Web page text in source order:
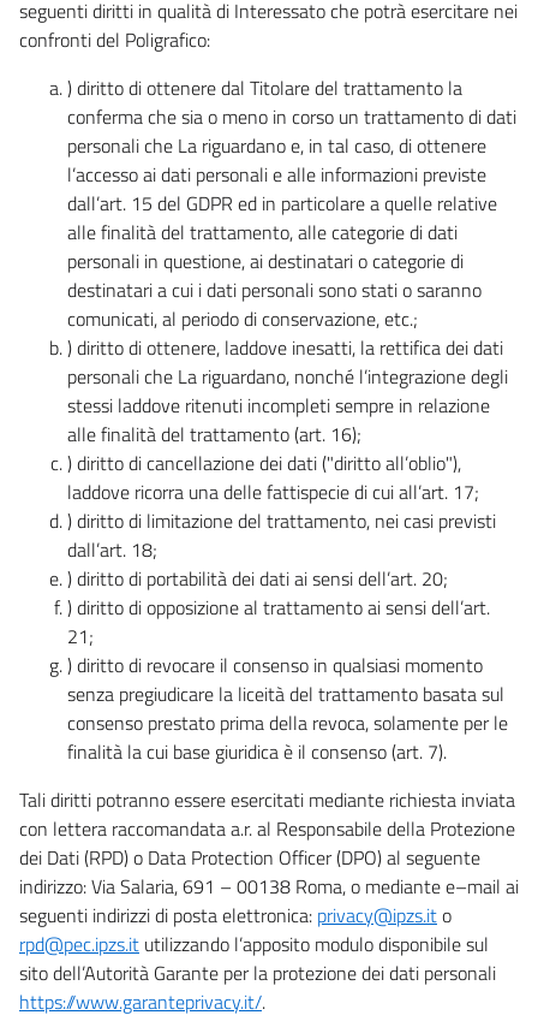
seguenti diritti in qualità di Interessato che potrà esercitare nei
confronti del Poligrafico:
) diritto di ottenere dal Titolare del trattamento la
conferma che sia o meno in corso un trattamento di dati
personali che La riguardano e, in tal caso, di ottenere
l’accesso ai dati personali e alle informazioni previste
dall’art. 15 del GDPR ed in particolare a quelle relative
alle finalità del trattamento, alle categorie di dati
personali in questione, ai destinatari o categorie di
destinatari a cui i dati personali sono stati o saranno
comunicati, al periodo di conservazione, etc.;
) diritto di ottenere, laddove inesatti, la rettifica dei dati
personali che La riguardano, nonché l’integrazione degli
stessi laddove ritenuti incompleti sempre in relazione
alle finalità del trattamento (art. 16);
) diritto di cancellazione dei dati ("diritto all’oblio"),
laddove ricorra una delle fattispecie di cui all’art. 17;
) diritto di limitazione del trattamento, nei casi previsti
dall’art. 18;
) diritto di portabilità dei dati ai sensi dell’art. 20;
) diritto di opposizione al trattamento ai sensi dell’art.
21;
) diritto di revocare il consenso in qualsiasi momento
senza pregiudicare la liceità del trattamento basata sul
consenso prestato prima della revoca, solamente per le
finalità la cui base giuridica è il consenso (art. 7).
Tali diritti potranno essere esercitati mediante richiesta inviata
con lettera raccomandata a.r. al Responsabile della Protezione
dei Dati (RPD) o Data Protection Officer (DPO) al seguente
indirizzo: Via Salaria, 691 – 00138 Roma, o mediante e–mail ai
seguenti indirizzi di posta elettronica: privacy@ipzs.ito
rpd@pec.ipzs.it utilizzando l’apposito modulo disponibile sul
sito dell’Autorità Garante per la protezione dei dati personali
https://www.garanteprivacy.it/.